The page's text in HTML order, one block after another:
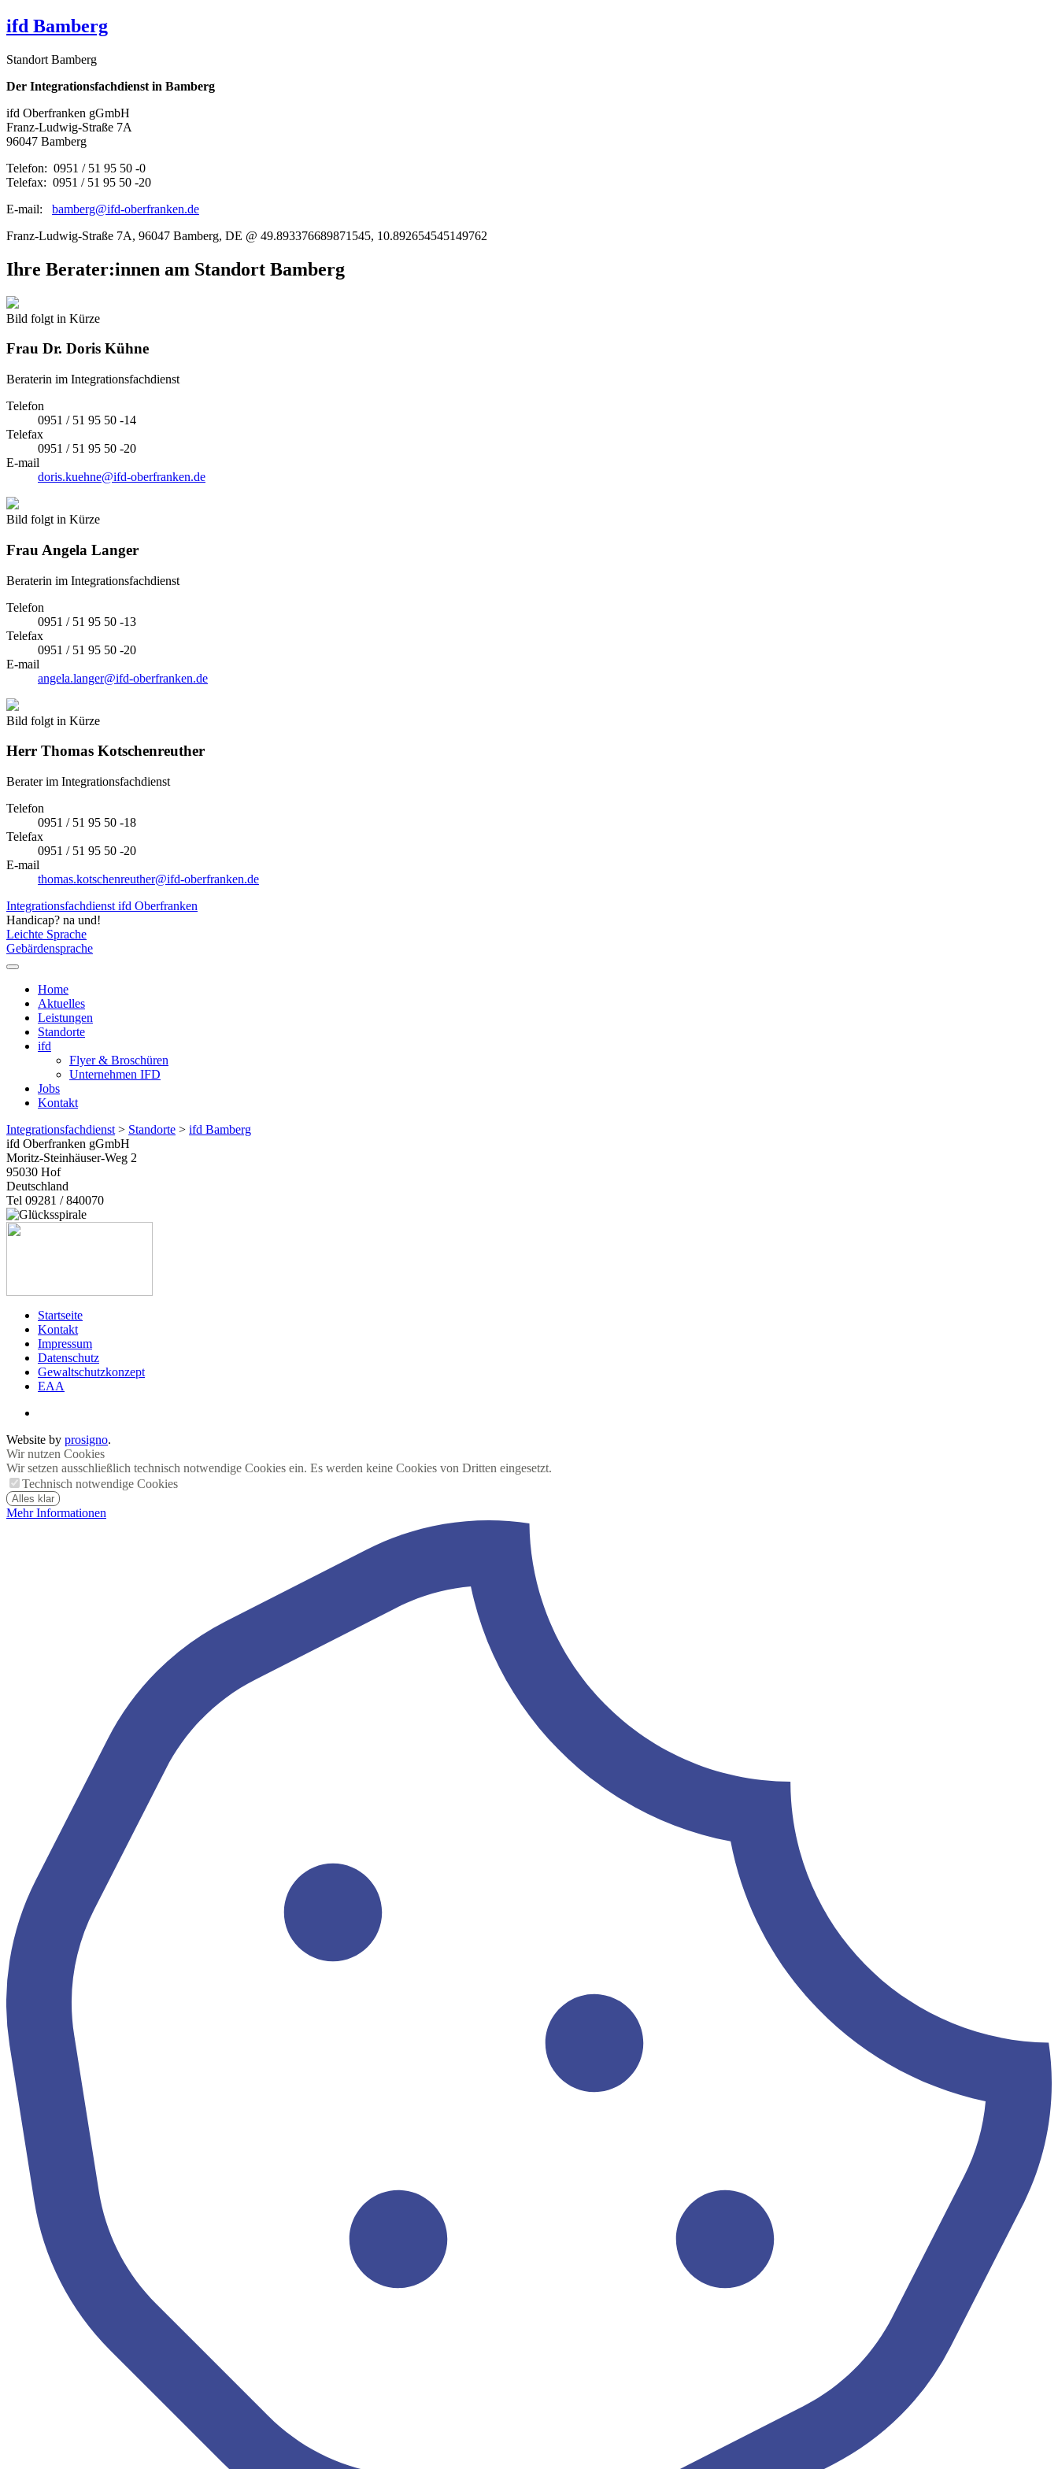
ifd Bamberg
Standort Bamberg
Der Integrationsfachdienst in Bamberg
ifd Oberfranken gGmbH
Franz-Ludwig-Straße 7A
96047 Bamberg
Telefon: 0951 / 51 95 50 -0
Telefax: 0951 / 51 95 50 -20
E-mail: bamberg@ifd-oberfranken.de
Franz-Ludwig-Straße 7A, 96047 Bamberg, DE @ 49.893376689871545, 10.892654545149762
Ihre Berater:innen am Standort Bamberg
Bild folgt in Kürze
Frau Dr. Doris Kühne
Beraterin im Integrationsfachdienst
Telefon
0951 / 51 95 50 -14
Telefax
0951 / 51 95 50 -20
E-mail
doris.kuehne@ifd-oberfranken.de
Bild folgt in Kürze
Frau Angela Langer
Beraterin im Integrationsfachdienst
Telefon
0951 / 51 95 50 -13
Telefax
0951 / 51 95 50 -20
E-mail
angela.langer@ifd-oberfranken.de
Bild folgt in Kürze
Herr Thomas Kotschenreuther
Berater im Integrationsfachdienst
Telefon
0951 / 51 95 50 -18
Telefax
0951 / 51 95 50 -20
E-mail
thomas.kotschenreuther@ifd-oberfranken.de
Integrationsfachdienst ifd Oberfranken
Handicap? na und!
Leichte Sprache
Gebärdensprache
Home
Aktuelles
Leistungen
Standorte
ifd
Flyer & Broschüren
Unternehmen IFD
Jobs
Kontakt
Integrationsfachdienst > Standorte > ifd Bamberg
ifd Oberfranken gGmbH
Moritz-Steinhäuser-Weg 2
95030 Hof
Deutschland
Tel 09281 / 840070
Startseite
Kontakt
Impressum
Datenschutz
Gewaltschutzkonzept
EAA
Website by prosigno.
Wir nutzen Cookies
Wir setzen ausschließlich technisch notwendige Cookies ein. Es werden keine Cookies von Dritten eingesetzt.
Technisch notwendige Cookies
Alles klar
Mehr Informationen